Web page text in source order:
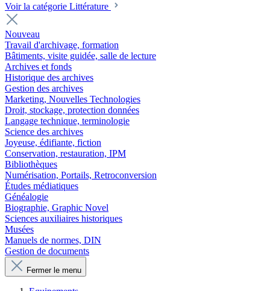
Voir la catégorie Littérature
Nouveau
Travail d'archivage, formation
Bâtiments, visite guidée, salle de lecture
Archives et fonds
Historique des archives
Gestion des archives
Marketing, Nouvelles Technologies
Droit, stockage, protection données
Langage technique, terminologie
Science des archives
Joyeuse, édifiante, fiction
Conservation, restauration, IPM
Bibliothèques
Numérisation, Portails, Retroconversion
Études médiatiques
Généalogie
Biographie, Graphic Novel
Sciences auxiliaires historiques
Musées
Manuels de normes, DIN
Gestion de documents
Fermer le menu